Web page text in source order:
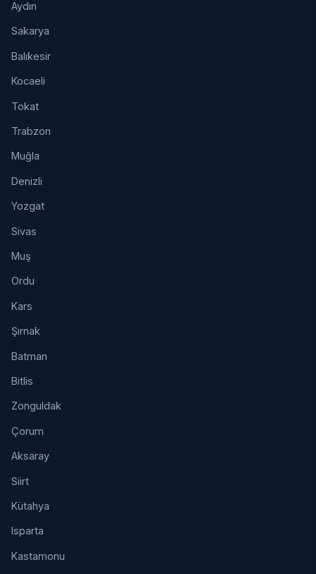
Aydın
Sakarya
Balıkesir
Kocaeli
Tokat
Trabzon
Muğla
Denizli
Yozgat
Sivas
Muş
Ordu
Kars
Şırnak
Batman
Bitlis
Zonguldak
Çorum
Aksaray
Siirt
Kütahya
Isparta
Kastamonu